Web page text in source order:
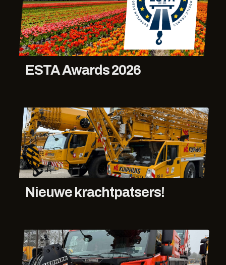
ESTA Awards 2026
Nieuwe krachtpatsers!